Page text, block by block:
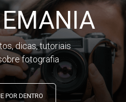
EMANIA
dicas, tutoriais
fotografia
POR DENTRO